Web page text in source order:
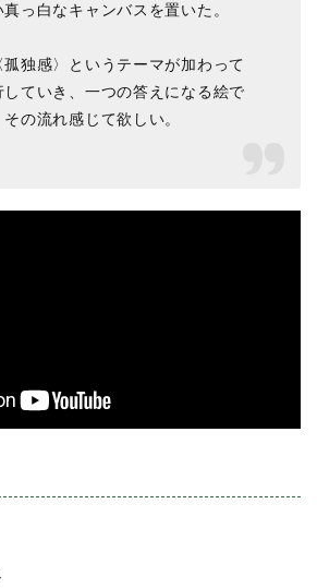
っ白なキャンバスを置いた。
独感〉というテーマが加わって
ていき、一つの答えになる絵で
の流れ感じて欲しい。